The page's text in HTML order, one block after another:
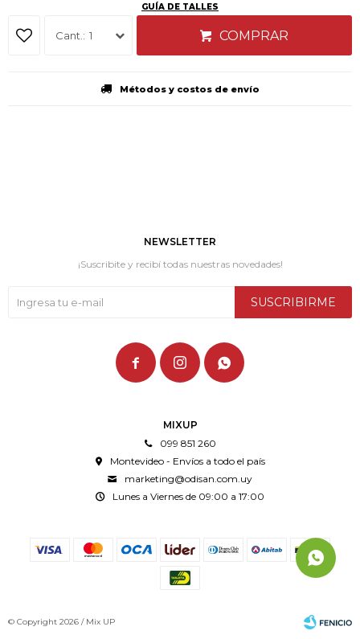
GUÍA DE TALLES
1 COMPRAR
Métodos y costos de envío
MIXUP
099 851 260
Montevideo - Envíos a todo el país
marketing@odisan.com.uy
Lunes a Viernes de 09:00 a 17:00
NEWSLETTER
¡Suscribite y recibí todas nuestras novedades!
SUSCRIBIRME
  
© Copyright 2026 / Mix UP